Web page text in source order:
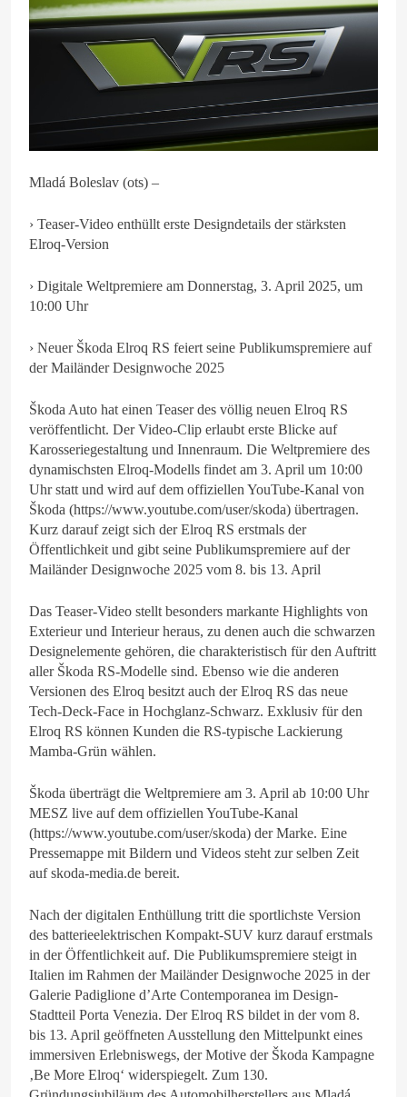
Mladá Boleslav (ots) –
› Teaser-Video enthüllt erste Designdetails der stärksten
Elroq-Version
› Digitale Weltpremiere am Donnerstag, 3. April 2025, um
10:00 Uhr
› Neuer Škoda Elroq RS feiert seine Publikumspremiere auf
der Mailänder Designwoche 2025
Škoda Auto hat einen Teaser des völlig neuen Elroq RS
veröffentlicht. Der Video-Clip erlaubt erste Blicke auf
Karosseriegestaltung und Innenraum. Die Weltpremiere des
dynamischsten Elroq-Modells findet am 3. April um 10:00
Uhr statt und wird auf dem offiziellen YouTube-Kanal von
Škoda (https://www.youtube.com/user/skoda) übertragen.
Kurz darauf zeigt sich der Elroq RS erstmals der
Öffentlichkeit und gibt seine Publikumspremiere auf der
Mailänder Designwoche 2025 vom 8. bis 13. April
Das Teaser-Video stellt besonders markante Highlights von
Exterieur und Interieur heraus, zu denen auch die schwarzen
Designelemente gehören, die charakteristisch für den Auftritt
aller Škoda RS-Modelle sind. Ebenso wie die anderen
Versionen des Elroq besitzt auch der Elroq RS das neue
Tech-Deck-Face in Hochglanz-Schwarz. Exklusiv für den
Elroq RS können Kunden die RS-typische Lackierung
Mamba-Grün wählen.
Škoda überträgt die Weltpremiere am 3. April ab 10:00 Uhr
MESZ live auf dem offiziellen YouTube-Kanal
(https://www.youtube.com/user/skoda) der Marke. Eine
Pressemappe mit Bildern und Videos steht zur selben Zeit
auf skoda-media.de bereit.
Nach der digitalen Enthüllung tritt die sportlichste Version
des batterieelektrischen Kompakt-SUV kurz darauf erstmals
in der Öffentlichkeit auf. Die Publikumspremiere steigt in
Italien im Rahmen der Mailänder Designwoche 2025 in der
Galerie Padiglione d’Arte Contemporanea im Design-
Stadtteil Porta Venezia. Der Elroq RS bildet in der vom 8.
bis 13. April geöffneten Ausstellung den Mittelpunkt eines
immersiven Erlebniswegs, der Motive der Škoda Kampagne
‚Be More Elroq‘ widerspiegelt. Zum 130.